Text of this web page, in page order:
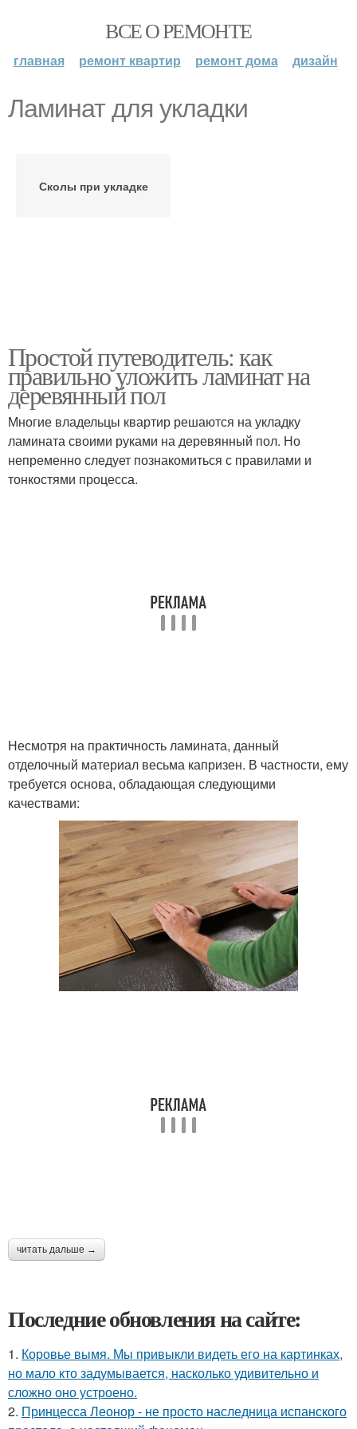
ВСЕ О РЕМОНТЕ
главная ремонт квартир ремонт дома дизайн
Ламинат для укладки
Сколы при укладке
Простой путеводитель: как
правильно уложить ламинат на
деревянный пол
Многие владельцы квартир решаются на укладку
ламината своими руками на деревянный пол. Но
непременно следует познакомиться с правилами и
тонкостями процесса.
Несмотря на практичность ламината, данный
отделочный материал весьма капризен. В частности, ему
требуется основа, обладающая следующими
качествами:
читать дальше →
Последние обновления на сайте:
1. Коровье вымя. Мы привыкли видеть его на картинках,
но мало кто задумывается, насколько удивительно и
сложно оно устроено.
2. Принцесса Леонор - не просто наследница испанского